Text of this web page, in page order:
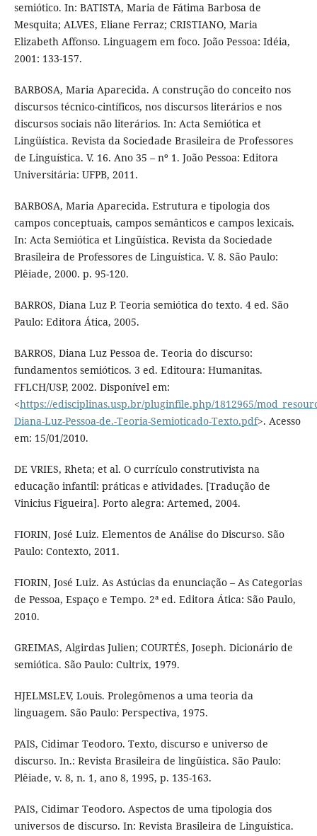
semiótico. In: BATISTA, Maria de Fátima Barbosa de
Mesquita; ALVES, Eliane Ferraz; CRISTIANO, Maria
Elizabeth Affonso. Linguagem em foco. João Pessoa: Idéia,
2001: 133-157.
BARBOSA, Maria Aparecida. A construção do conceito nos
discursos técnico-cintíficos, nos discursos literários e nos
discursos sociais não literários. In: Acta Semiótica et
Lingüística. Revista da Sociedade Brasileira de Professores
de Linguística. V. 16. Ano 35 – nº 1. João Pessoa: Editora
Universitária: UFPB, 2011.
BARBOSA, Maria Aparecida. Estrutura e tipologia dos
campos conceptuais, campos semânticos e campos lexicais.
In: Acta Semiótica et Lingüística. Revista da Sociedade
Brasileira de Professores de Linguística. V. 8. São Paulo:
Plêiade, 2000. p. 95-120.
BARROS, Diana Luz P. Teoria semiótica do texto. 4 ed. São
Paulo: Editora Ática, 2005.
BARROS, Diana Luz Pessoa de. Teoria do discurso:
fundamentos semióticos. 3 ed. Editoura: Humanitas.
FFLCH/USP, 2002. Disponível em:
<https://edisciplinas.usp.br/pluginfile.php/1812965/
Diana-Luz-Pessoa-de.-Teoria-Semioticado-Texto.pdf>. Acesso
em: 15/01/2010.
DE VRIES, Rheta; et al. O currículo construtivista na
educação infantil: práticas e atividades. [Tradução de
Vinicius Figueira]. Porto alegra: Artemed, 2004.
FIORIN, José Luiz. Elementos de Análise do Discurso. São
Paulo: Contexto, 2011.
FIORIN, José Luiz. As Astúcias da enunciação – As Categorias
de Pessoa, Espaço e Tempo. 2ª ed. Editora Ática: São Paulo,
2010.
GREIMAS, Algirdas Julien; COURTÉS, Joseph. Dicionário de
semiótica. São Paulo: Cultrix, 1979.
HJELMSLEV, Louis. Prolegômenos a uma teoria da
linguagem. São Paulo: Perspectiva, 1975.
PAIS, Cidimar Teodoro. Texto, discurso e universo de
discurso. In.: Revista Brasileira de lingüística. São Paulo:
Plêiade, v. 8, n. 1, ano 8, 1995, p. 135-163.
PAIS, Cidimar Teodoro. Aspectos de uma tipologia dos
universos de discurso. In: Revista Brasileira de Linguística.